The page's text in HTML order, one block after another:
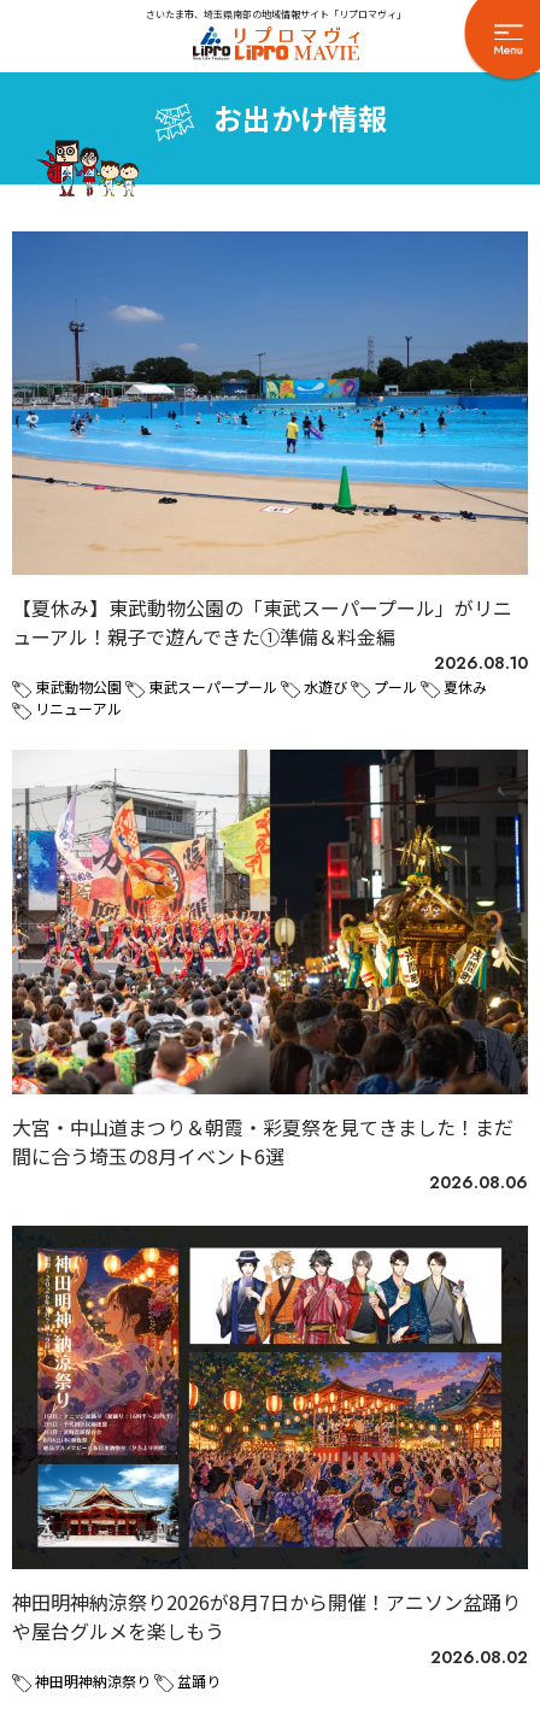
さいたま市、埼玉県南部の地域情報サイト「リプロマヴィ」
お出かけ情報
【夏休み】東武動物公園の「東武スーパープール」がリニ
ューアル！親子で遊んできた①準備＆料金編
2026.08.10
東武動物公園 東武スーパープール 水遊び プール
夏休み
リニューアル
大宮・中山道まつり＆朝霞・彩夏祭を見てきました！まだ
間に合う埼玉の8月イベント6選
2026.08.06
神田明神納涼祭り2026が8月7日から開催！アニソン盆踊り
や屋台グルメを楽しもう
2026.08.02
神田明神納涼祭り 盆踊り